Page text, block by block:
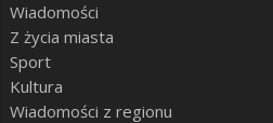
Wiadomości
Z życia miasta
Sport
Kultura
Wiadomości z regionu